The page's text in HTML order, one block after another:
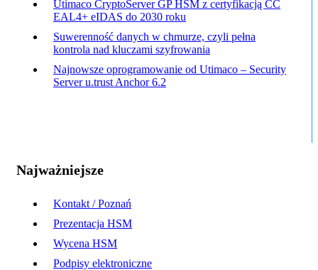
Utimaco CryptoServer GP HSM z certyfikacją CC
EAL4+ eIDAS do 2030 roku
Suwerenność danych w chmurze, czyli pełna
kontrola nad kluczami szyfrowania
Najnowsze oprogramowanie od Utimaco – Security
Server u.trust Anchor 6.2
Najważniejsze
Kontakt / Poznań
Prezentacja HSM
Wycena HSM
Podpisy elektroniczne